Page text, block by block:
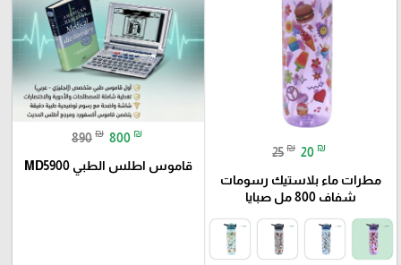
25 ₪ 20 ₪
مطرات ماء بلاستيك رسومات
شفاف 800 مل صبايا
890 ₪ 800 ₪
قاموس اطلس الطبي MD5900